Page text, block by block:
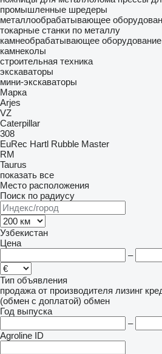
промышленные шредеры
металлообрабатывающее
токарные станки по металлу
камнеобрабатывающее оборудование
камнеколы
строительная техника
экскаваторы
мини-экскаваторы
Марка
Arjes
VZ
Caterpillar
308
EuRec Hartl Rubble Master
RM
Taurus
показать все
Место расположения
Поиск по радиусу
Узбекистан
Цена
–
Тип объявления
продажа от производителя лизинг
(обмен с доплатой) обмен
Год выпуска
–
Agroline ID